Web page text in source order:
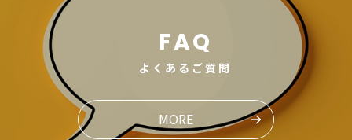
FAQ
よくあるご質問
MORE